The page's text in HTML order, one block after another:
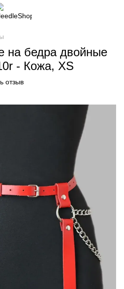
на бедра двойные
- Кожа, XS
отзыв